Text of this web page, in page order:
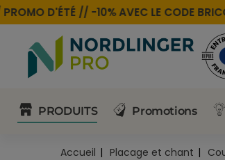
D'ÉTÉ //-10% AVEC LE CODE
PRODUITS Promotions
Accueil Placage et chant